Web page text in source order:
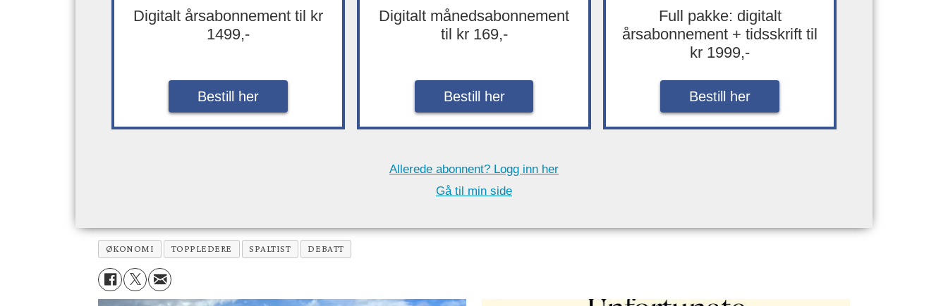
Digitalt årsabonnement til kr
1499,-
Bestill her
Digitalt månedsabonnement
til kr 169,-
Bestill her
Full pakke: digitalt
årsabonnement + tidsskrift til
kr 1999,-
Bestill her
Allerede abonnent? Logg inn her
Gå til min side
ØKONOMI TOPPLEDERE SPALTIST DEBATT